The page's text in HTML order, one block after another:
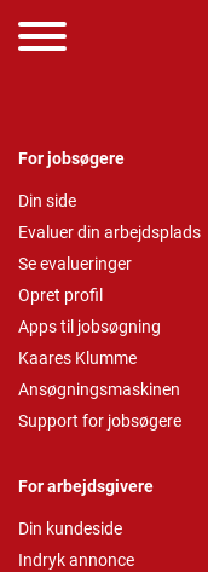
For jobsøgere
Din side
Evaluer din arbejdsplads
Se evalueringer
Opret profil
Apps til jobsøgning
Kaares Klumme
Ansøgningsmaskinen
Support for jobsøgere
For arbejdsgivere
Din kundeside
Indryk annonce